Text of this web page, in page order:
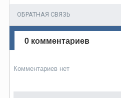
ОБРАТНАЯ СВЯЗЬ
0 комментариев
Комментариев нет